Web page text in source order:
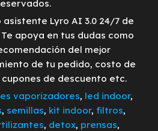
Lyro AI 3.0 24/7 de
apoya en tus dudas como
del mejor
de tu pedido, costo de
de descuento etc.
vaporizadores, led indoor,
, semillas, kit indoor, filtros,
, detox, prensas,